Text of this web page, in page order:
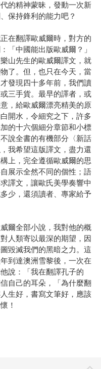
的精神蒙昧，發動一次新
保持鋒利的能力吧？
在翻譯歐威爾時，對方的
「中國能出版歐威爾？」
山先生的歐威爾譯文，就
了。但，也只在今天，當
發現四十多年前，我們讀
三手貨。最早的譯者，或
，給歐威爾漂亮精美的原
開水，令細究之下，許多
的十六個細分章節和小標
說全書的有機部分〈新話
我希望這版譯文，盡力還
上，完全遵循歐威爾的思
展示全然不同的個性；語
譯文，讓歐氏美學奏響中
少，還須讀者、專家給予
爾全部小說，我對他的概
人類寄以最深的期望，因
毀滅我們的黑暗之力。這
到達澳洲雪黎後，一次在
說：「我在翻譯孔子的
自己的耳朵，「為什麼翻
生好，書寫文筆好，應該
！